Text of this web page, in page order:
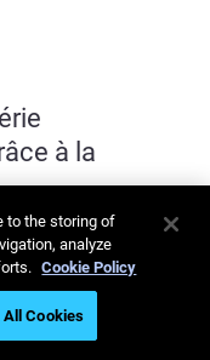
à la
moulage par
séries
to the storing of
analyze
Cookie Policy
Cookies